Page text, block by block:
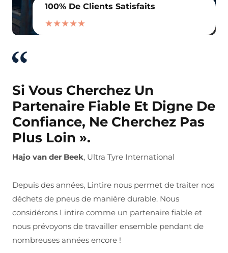
100% De Clients Satisfaits
★★★★★
Si Vous Cherchez Un
Partenaire Fiable Et Digne De
Confiance, Ne Cherchez Pas
Plus Loin ».
Hajo van der Beek, Ultra Tyre International
Depuis des années, Lintire nous permet de traiter nos
déchets de pneus de manière durable. Nous
considérons Lintire comme un partenaire fiable et
nous prévoyons de travailler ensemble pendant de
nombreuses années encore !